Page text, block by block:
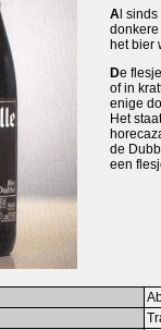
A l
donkere
het bier
De
of in
enige
Het
de
een